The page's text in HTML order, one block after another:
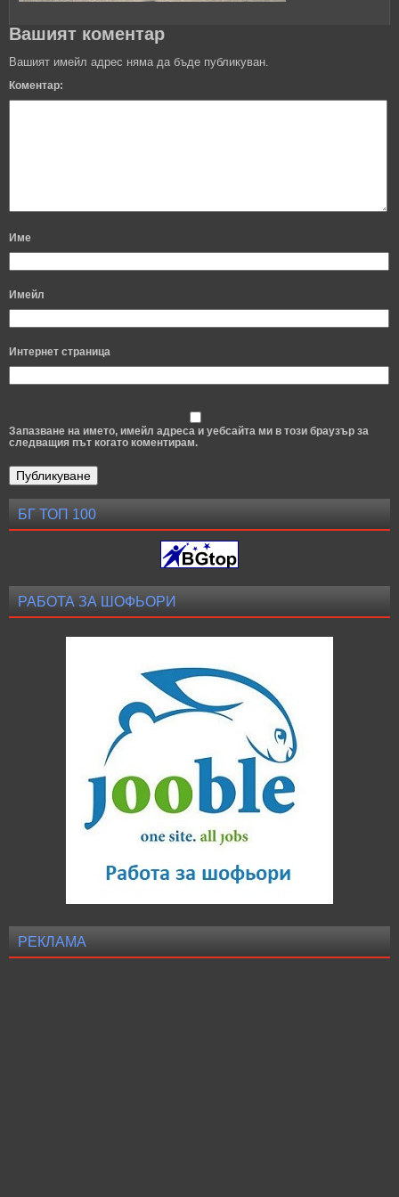
Вашият коментар
Вашият имейл адрес няма да бъде публикуван.
Коментар:
Име
Имейл
Интернет страница
Запазване на името, имейл адреса и уебсайта ми в този браузър за
следващия път когато коментирам.
БГ ТОП 100
РАБОТА ЗА ШОФЬОРИ
РЕКЛАМА